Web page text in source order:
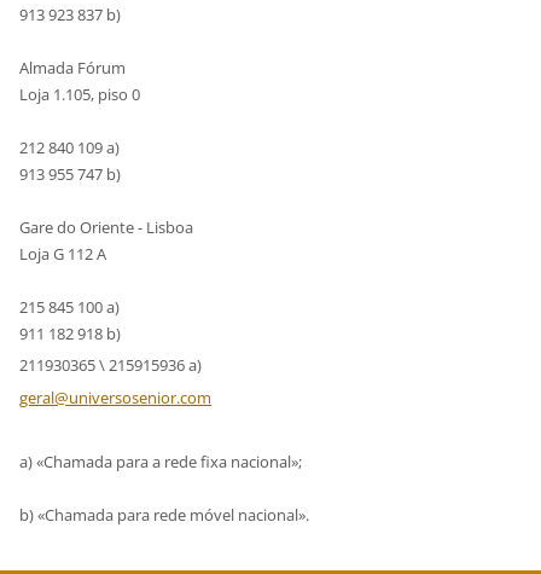
913 923 837 b)
Almada Fórum
Loja 1.105, piso 0
212 840 109 a)
913 955 747 b)
Gare do Oriente - Lisboa
Loja G 112 A
215 845 100 a)
911 182 918 b)
211930365 \ 215915936 a)
geral@universosenior.com
a) «Chamada para a rede fixa nacional»;
b) «Chamada para rede móvel nacional».